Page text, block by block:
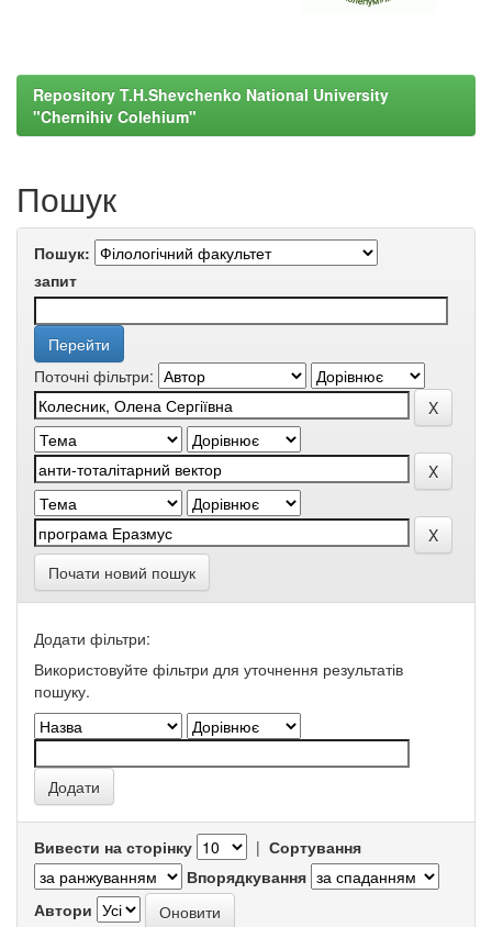
Repository T.H.Shevchenko National University
"Chernihiv Colehium"
Пошук
Пошук:
запит
Поточні фільтри:
Почати новий пошук
Додати фільтри:
Використовуйте фільтри для уточнення результатів
пошуку.
Вивести на сторінку | Сортування
Впорядкування
Автори